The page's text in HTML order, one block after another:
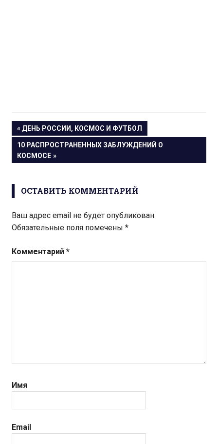
Навигация
по
записям
ПРЕДЫДУЩАЯ
ЗАПИСЬ:
ДЕНЬ РОССИИ, КОСМОС И ФУТБОЛ
СЛЕДУЮЩАЯ
ЗАПИСЬ:
10 РАСПРОСТРАНЕННЫХ ЗАБЛУЖДЕНИЙ О
КОСМОСЕ
ОСТАВИТЬ КОММЕНТАРИЙ
Ваш адрес email не будет опубликован.
Обязательные поля помечены *
Комментарий *
Имя
Email